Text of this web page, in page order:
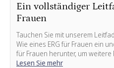
Ein vollständiger
Frauen
Tauchen Sie mit unserem
Wie eines ERG für Frauen ein
für Frauen herunter, um
Lesen Sie mehr